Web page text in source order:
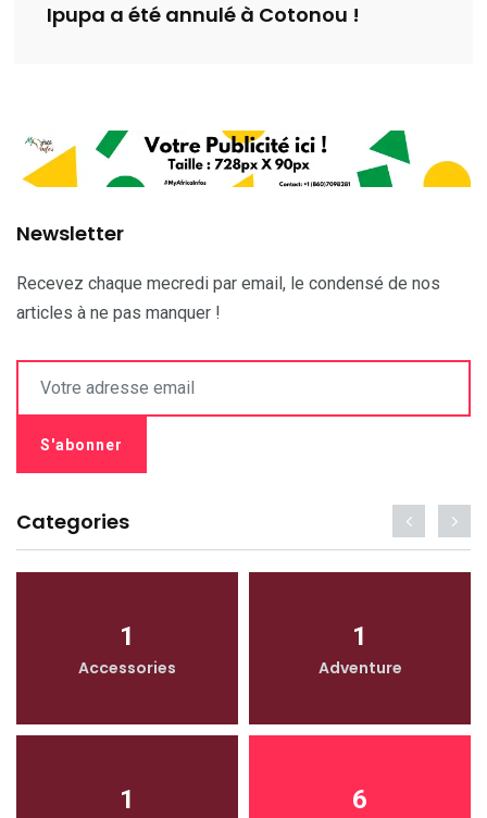
Ipupa a été annulé à Cotonou !
Newsletter
Recevez chaque mecredi par email, le condensé de nos
articles à ne pas manquer !
Categories
1
Accessories
1
Adventure
1 6